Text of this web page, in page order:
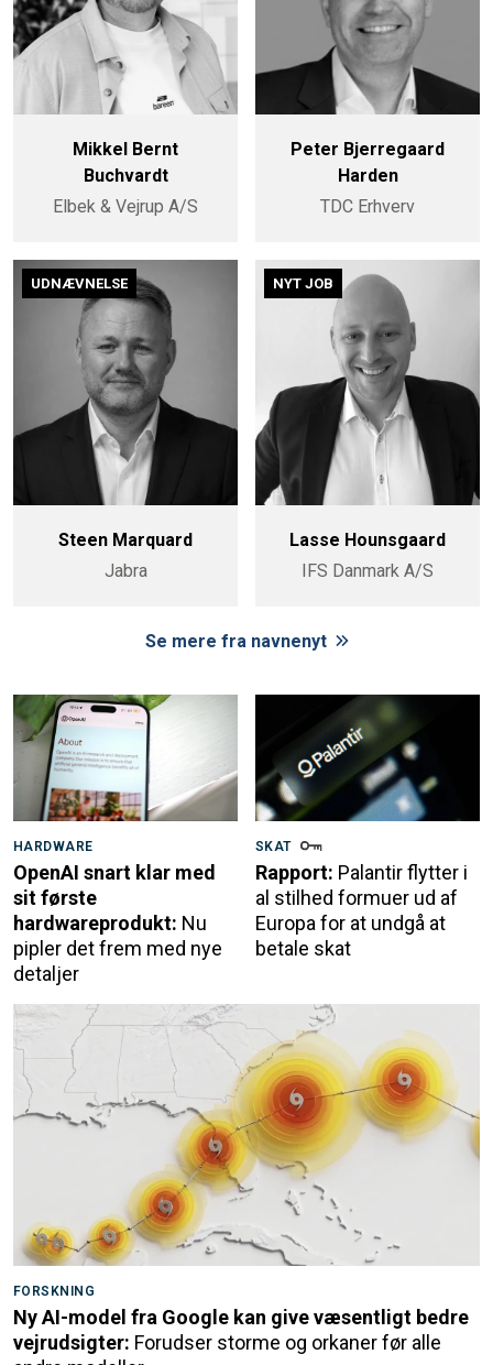
Mikkel Bernt
Buchvardt
Elbek & Vejrup A/S
Peter Bjerregaard
Harden
TDC Erhverv
UDNÆVNELSE
Steen Marquard
Jabra
NYT JOB
Lasse Hounsgaard
IFS Danmark A/S
Se mere fra navnenyt
HARDWARE
OpenAI snart klar med
sit første
hardwareprodukt: Nu
pipler det frem med nye
detaljer
SKAT
Rapport: Palantir flytter i
al stilhed formuer ud af
Europa for at undgå at
betale skat
FORSKNING
Ny AI-model fra Google kan give væsentligt bedre
vejrudsigter: Forudser storme og orkaner før alle